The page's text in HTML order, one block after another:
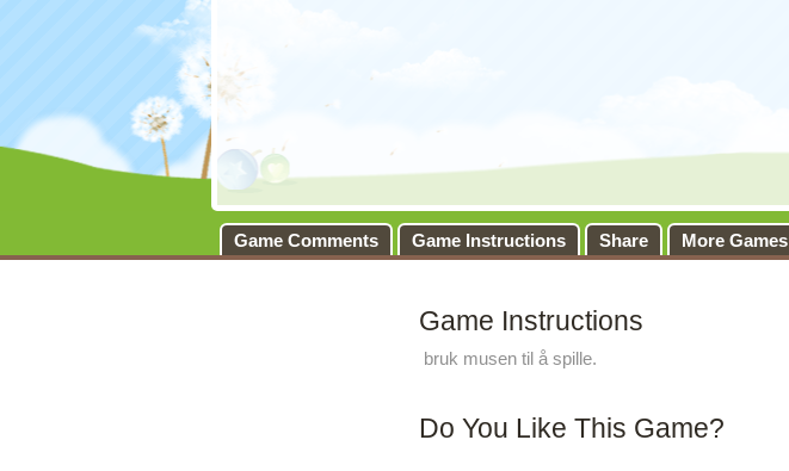
Game Comments Game Instructions Share More Games
Game Instructions
bruk musen til å spille.
Do You Like This Game?